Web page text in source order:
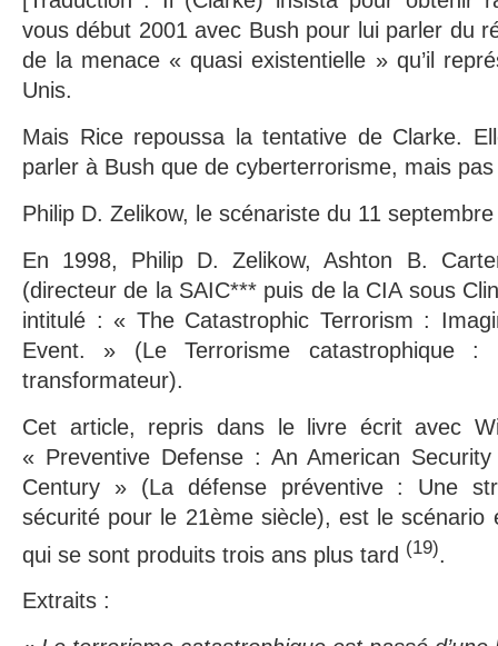
vous début 2001 avec Bush pour lui parler du
de la menace « quasi existentielle » qu’il
Unis.
Mais Rice repoussa la tentative de Clarke.
parler à Bush que de cyberterrorisme, mais
Philip D. Zelikow, le scénariste du 11
En 1998, Philip D. Zelikow, Ashton B.
(directeur de la SAIC*** puis de la CIA sous
intitulé : « The Catastrophic Terrorism :
Event. » (Le Terrorisme catastrophique :
transformateur).
Cet article, repris dans le livre écrit avec
« Preventive Defense : An American
Century » (La défense préventive : Une
sécurité pour le 21ème siècle), est le scénario
qui se sont produits trois ans plus tard (19)
Extraits :